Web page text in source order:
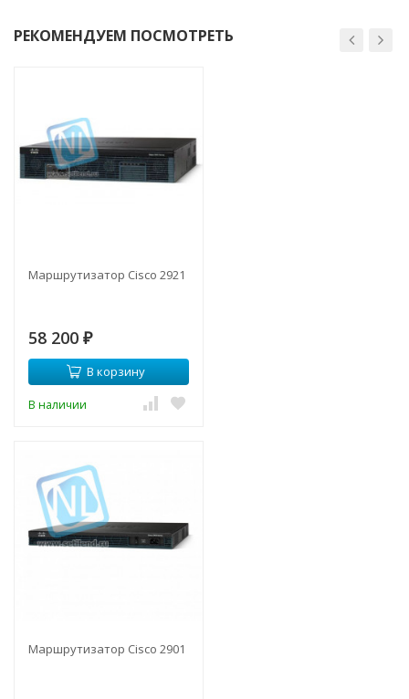
РЕКОМЕНДУЕМ ПОСМОТРЕТЬ
Маршрутизатор Cisco 2921
58 200 ₽
В корзину
В наличии
Маршрутизатор Cisco 2901